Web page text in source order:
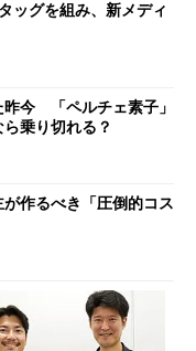
ッグを組み、新メディ
昨今 「ペルチェ素子」
乗り切れる？
作るべき「圧倒的コス